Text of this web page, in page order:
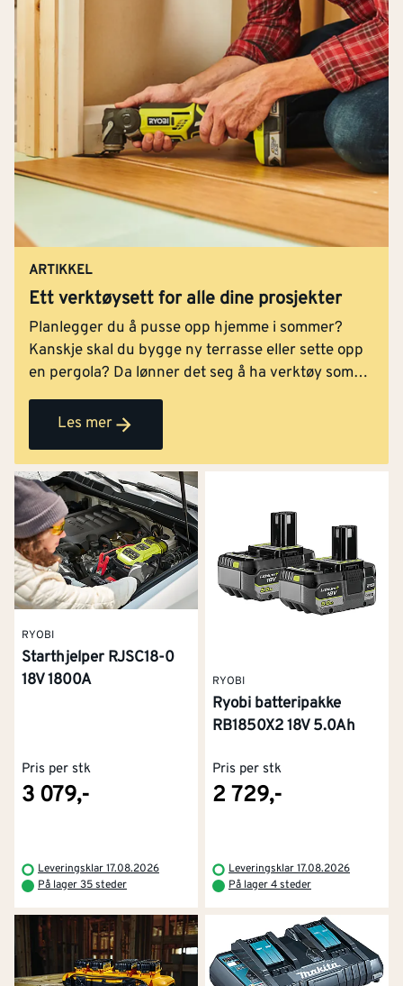
ARTIKKEL
Ett verktøysett for alle dine prosjekter
Planlegger du å pusse opp hjemme i sommer?
Kanskje skal du bygge ny terrasse eller sette opp
en pergola? Da lønner det seg å ha verktøy som
egner seg for jobben – og ikke minst har god
batteritid. Med Ryobis nye verktøysett får du nå
samlet i én pakke – sammen med to EDGE-
batterier som gjør det mulig å bytte batteri når det
første trenger ladning.
Les mer
RYOBI
Starthjelper RJSC18-0
18V 1800A
Pris per stk
3 079,-
Leveringsklar 17.08.2026
På lager 35 steder
RYOBI
Ryobi batteripakke
RB1850X2 18V 5.0Ah
Pris per stk
2 729,-
Leveringsklar 17.08.2026
På lager 4 steder